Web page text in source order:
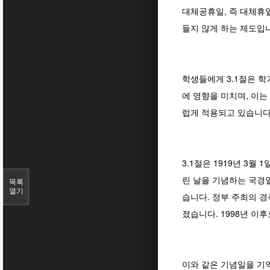
대체공휴일, 즉 대체휴
들지 않게 하는 제도입
학생들에게 3.1절은
에 영향을 미치며, 이
럽게 적용되고 있습니
3.1절은 1919년 3월 1
린 날을 기념하는 국경
습니다. 정부 주최의
졌습니다. 1998년 이
이와 같은 기념일을 기
목록
열기